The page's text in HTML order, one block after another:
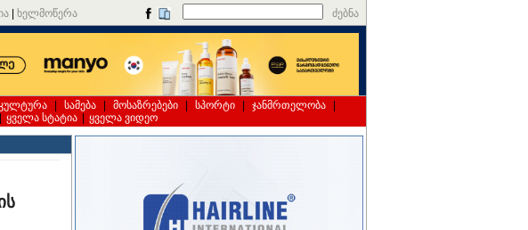
ხელმოწერა ძებნა
სამება მოსაზრებები სპორტი ჯანმრთელობა
ყველა სტატია ყველა ვიდეო